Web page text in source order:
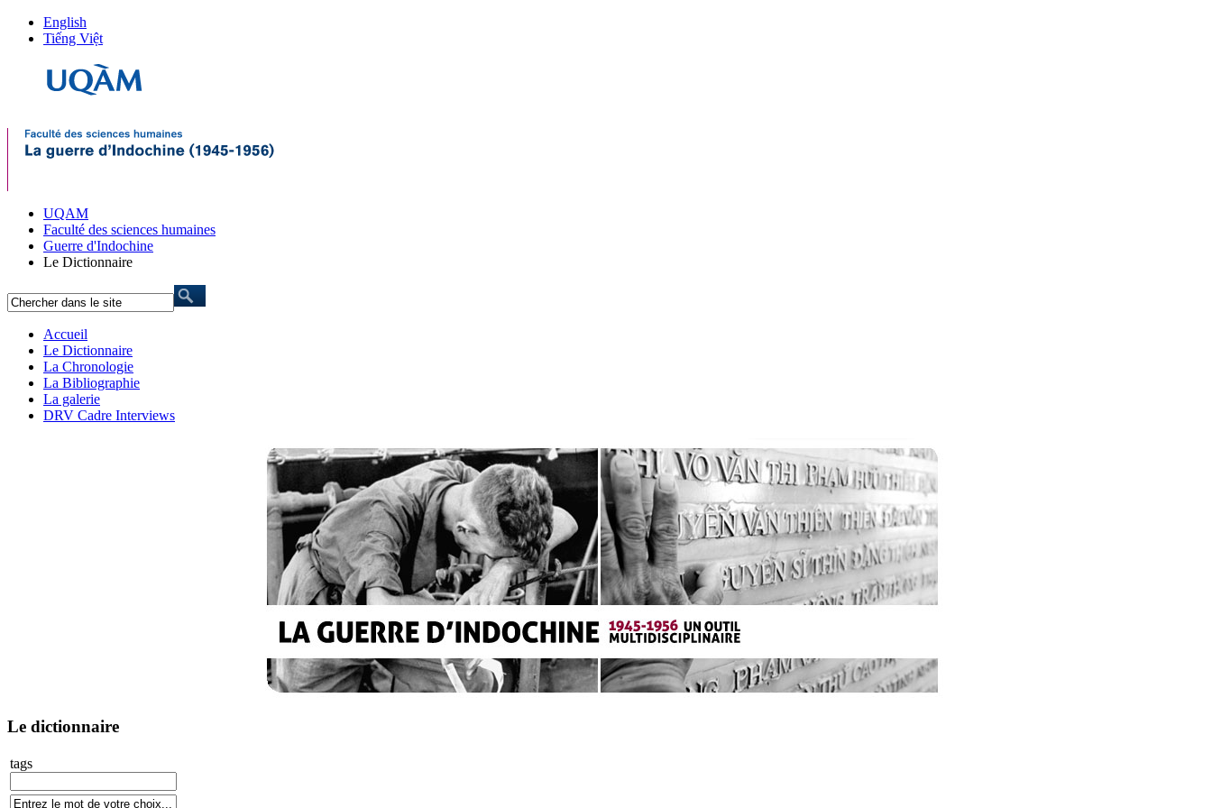
English
Tiếng Việt
UQAM
Faculté des sciences humaines
Guerre d'Indochine
Le Dictionnaire
Accueil
Le Dictionnaire
La Chronologie
La Bibliographie
La galerie
DRV Cadre Interviews
Le dictionnaire
tags